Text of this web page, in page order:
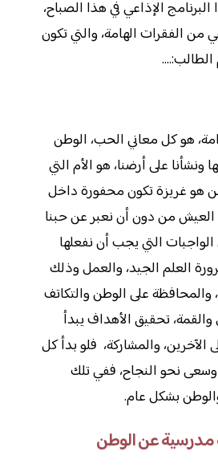
البرنامج الإذاعي في هذا الصباح،
من الفقرات الهامة، والتي تكون
هو كل معاني الحب، الوطن
ونشأنا على أرضنا، هو الأم التي
هو غريزة تكون محفورة داخل
من دون أن نعبر عن حبنا
الواجبات التي يجب أن نفعلها
العلم الجيد، والعمل وذلك
والمحافظة على الوطن والتكاتف
تحقيق الأهداف يبدأ
الآخرين، والمشاركة، فلو بدأ كل
وسعى نحو النجاح، ففي تلك
بشكل عام.
مدرسية عن الوطن